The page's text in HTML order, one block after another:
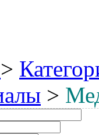
>
>